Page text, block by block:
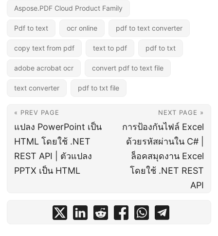
Aspose.PDF Cloud Product Family
Pdf to text ocr online pdf to text converter
copy text from pdf text to pdf pdf to txt
adobe acrobat ocr convert pdf to text file
text converter pdf to txt file
« PREV PAGE
แปลง PowerPoint เป็น
HTML โดยใช้ .NET
REST API | ตัวแปลง
PPTX เป็น HTML
NEXT PAGE »
การป้องกันไฟล์ Excel
ด้วยรหัสผ่านใน C# |
ล็อคสมุดงาน Excel
โดยใช้ .NET REST
API